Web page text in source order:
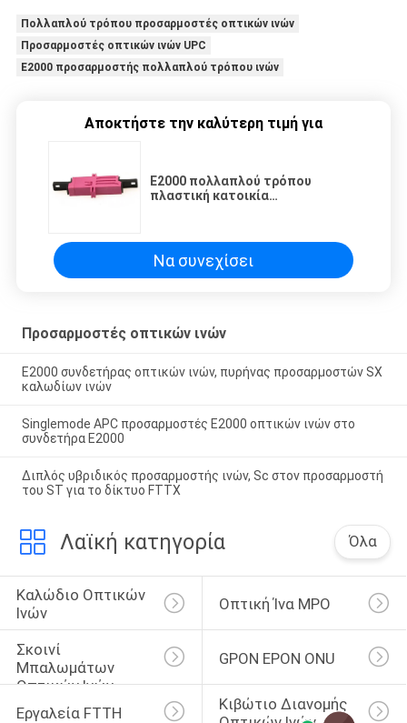
Πολλαπλού τρόπου προσαρμοστές οπτικών ινών
Προσαρμοστές οπτικών ινών UPC
E2000 προσαρμοστής πολλαπλού τρόπου ινών
Αποκτήστε την καλύτερη τιμή για
E2000 πολλαπλού τρόπου
πλαστική κατοικία
Να συνεχίσει
Προσαρμοστές οπτικών ινών
E2000 συνδετήρας οπτικών ινών, πυρήνας προσαρμοστών SX
καλωδίων ινών
Singlemode APC προσαρμοστές E2000 οπτικών ινών στο
συνδετήρα E2000
Διπλός υβριδικός προσαρμοστής ινών, Sc στον προσαρμοστή
του ST για το δίκτυο FTTX
Λαϊκή κατηγορία Όλα
Καλώδιο Οπτικών
Ινών
Οπτική Ίνα MPO
Σκοινί
Μπαλωμάτων
Οπτικών Ινών
GPON EPON ONU
Εργαλεία FTTH
Κιβώτιο Διανομής